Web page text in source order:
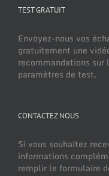
TEST GRATUIT
Envoyez-nous vos
gratuitement une
recommandations
paramètres de test.
CONTACTEZ NOUS
Si vous souhaitez
informations
remplir le formulaire